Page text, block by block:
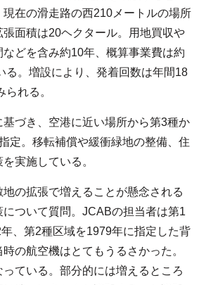
現在の滑走路の西210メートルの場所
面積は20ヘクタール。用地買収や
どを含み約10年、概算事業費は約
る。増設により、発着回数は年間18
れる。
づき、空港に近い場所から第3種か
定。移転補償や緩衝緑地の整備、住
実施している。
の拡張で増えることが懸念される
ついて質問。JCABの担当者は第1
、第2種区域を1979年に指定した背
の航空機はとてもうるさかった。
ている。部分的には増えるところ